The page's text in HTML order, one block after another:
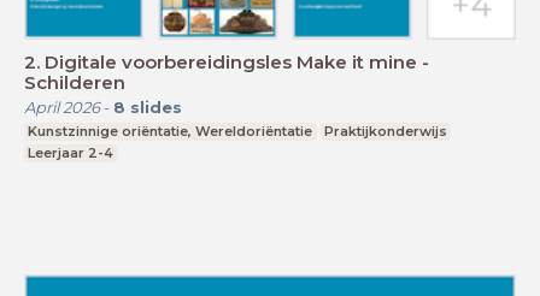
2. Digitale voorbereidingsles Make it mine -
Schilderen
April 2026- 8 slides
Kunstzinnige oriëntatie, Wereldoriëntatie
Praktijkonderwijs
Leerjaar 2-4